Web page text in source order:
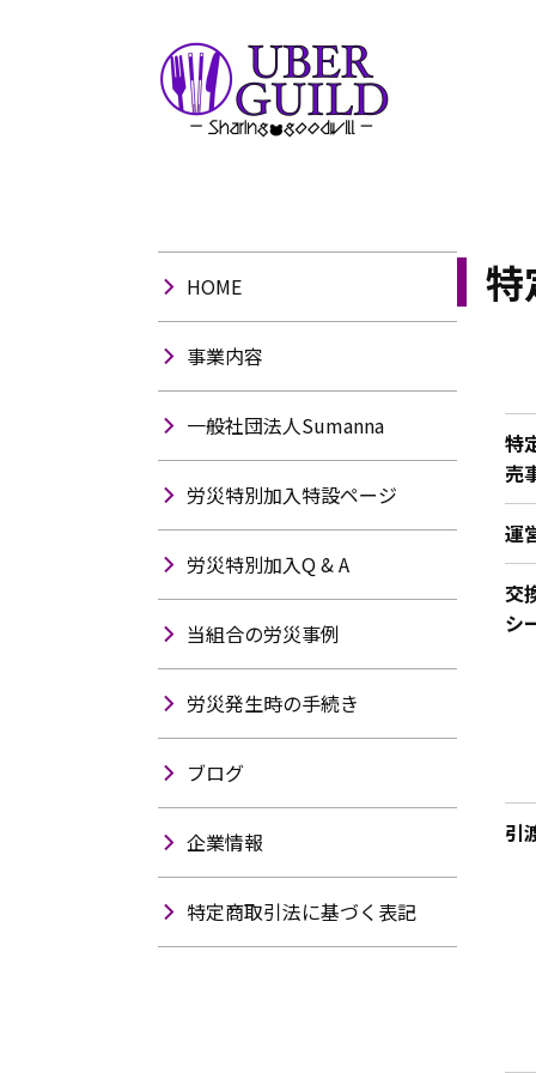
HOME
事業内容
一般社団法人Sumanna
労災特別加入特設ページ
労災特別加入Q & A
当組合の労災事例
労災発生時の手続き
ブログ
企業情報
特定商取引法に基づく表記
特
特
売
運
交
シ
引